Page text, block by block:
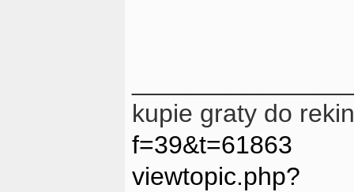
kupie graty do
f=39&t=61863
viewtopic.php?